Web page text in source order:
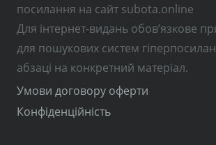
посилання на сайт subota.online
Для інтернет-видань обов’язкове
для пошукових систем
абзаці на конкретний матеріал.
Умови договору оферти
Конфіденційність